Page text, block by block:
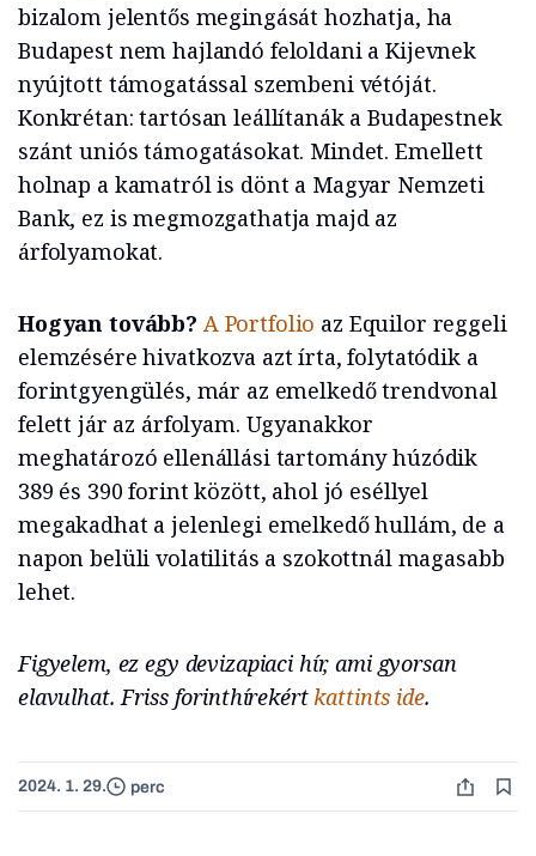
bizalom jelentős megingását hozhatja, ha
Budapest nem hajlandó feloldani a Kijevnek
nyújtott támogatással szembeni vétóját.
Konkrétan: tartósan leállítanák a Budapestnek
szánt uniós támogatásokat. Mindet. Emellett
holnap a kamatról is dönt a Magyar Nemzeti
Bank, ez is megmozgathatja majd az
árfolyamokat.
Hogyan tovább? A Portfolio az Equilor reggeli
elemzésére hivatkozva azt írta, folytatódik a
forintgyengülés, már az emelkedő trendvonal
felett jár az árfolyam. Ugyanakkor
meghatározó ellenállási tartomány húzódik
389 és 390 forint között, ahol jó eséllyel
megakadhat a jelenlegi emelkedő hullám, de a
napon belüli volatilitás a szokottnál magasabb
lehet.
Figyelem, ez egy devizapiaci hír, ami gyorsan
elavulhat. Friss forinthírekértkattints ide.
2024. 1. 29. perc